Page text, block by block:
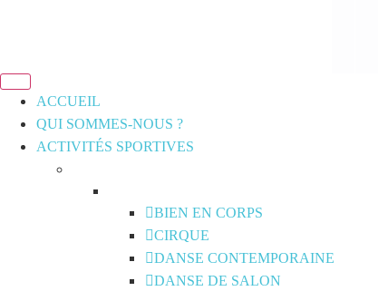
ACCUEIL
QUI SOMMES-NOUS ?
ACTIVITÉS SPORTIVES
BIEN EN CORPS
CIRQUE
DANSE CONTEMPORAINE
DANSE DE SALON